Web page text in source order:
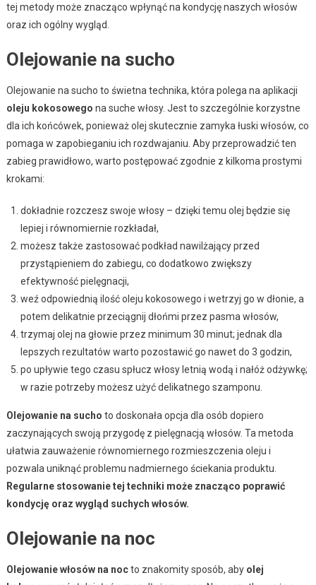
tej metody może znacząco wpłynąć na kondycję naszych włosów
oraz ich ogólny wygląd.
Olejowanie na sucho
Olejowanie na sucho to świetna technika, która polega na aplikacji
oleju kokosowego na suche włosy. Jest to szczególnie korzystne
dla ich końcówek, ponieważ olej skutecznie zamyka łuski włosów, co
pomaga w zapobieganiu ich rozdwajaniu. Aby przeprowadzić ten
zabieg prawidłowo, warto postępować zgodnie z kilkoma prostymi
krokami:
dokładnie rozczesz swoje włosy – dzięki temu olej będzie się
lepiej i równomiernie rozkładał,
możesz także zastosować podkład nawilżający przed
przystąpieniem do zabiegu, co dodatkowo zwiększy
efektywność pielęgnacji,
weź odpowiednią ilość oleju kokosowego i wetrzyj go w dłonie, a
potem delikatnie przeciągnij dłońmi przez pasma włosów,
trzymaj olej na głowie przez minimum 30 minut; jednak dla
lepszych rezultatów warto pozostawić go nawet do 3 godzin,
po upływie tego czasu spłucz włosy letnią wodą i nałóż odżywkę;
w razie potrzeby możesz użyć delikatnego szamponu.
Olejowanie na sucho to doskonała opcja dla osób dopiero
zaczynających swoją przygodę z pielęgnacją włosów. Ta metoda
ułatwia zauważenie równomiernego rozmieszczenia oleju i
pozwala uniknąć problemu nadmiernego ściekania produktu.
Regularne stosowanie tej techniki może znacząco poprawić
kondycję oraz wygląd suchych włosów.
Olejowanie na noc
Olejowanie włosów na nocto znakomity sposób, aby olej